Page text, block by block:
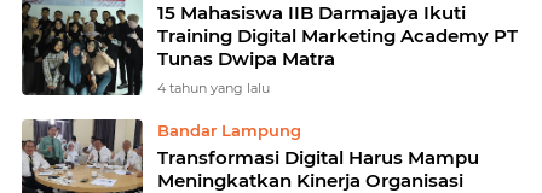
15 Mahasiswa IIB Darmajaya Ikuti
Training Digital Marketing Academy PT
Tunas Dwipa Matra
4 tahun yang lalu
Bandar Lampung
Transformasi Digital Harus Mampu
Meningkatkan Kinerja Organisasi